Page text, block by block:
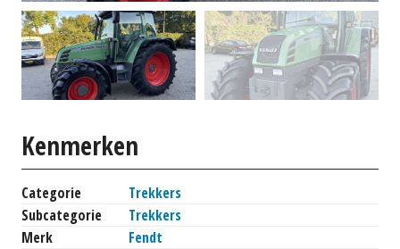
Kenmerken
Categorie
Trekkers
Subcategorie
Trekkers
Merk
Fendt